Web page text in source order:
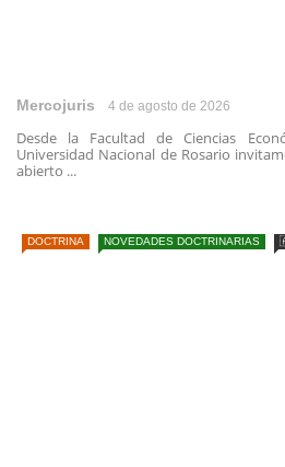
Mercojuris 4 de agosto de 2026
Desde la Facultad de Ciencias
Universidad Nacional de Rosario
abierto ...
DOCTRINA NOVEDADES DOCTRINARIAS